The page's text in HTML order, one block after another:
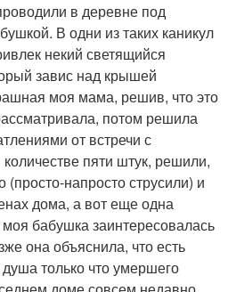
в деревне под
В одни из таких каникул
некий светящийся
завис над крышей
моя мама, решив, что это
потом решила
от встречи с
пяти штук, решили,
(просто-напросто струсили) и
дома, а вот еще одна
бабушка заинтересовалась
она объяснила, что есть
только что умершего